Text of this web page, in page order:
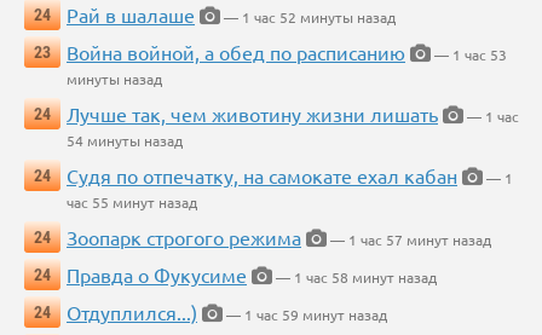
24
Рай в шалаше
— 1 час 52 минуты назад
23
Война войной, а обед по расписанию
— 1 час 53
минуты назад
24
Лучше так, чем животину жизни лишать
— 1 час
54 минуты назад
24
Судя по отпечатку, на самокате ехал кабан
— 1
час 55 минут назад
24
Зоопарк строгого режима
— 1 час 57 минут назад
24
Правда о Фукусиме
— 1 час 58 минут назад
24
Отдуплился...)
— 1 час 59 минут назад